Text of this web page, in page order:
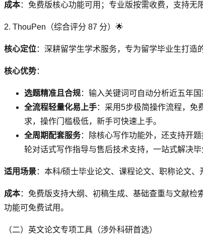
成本：免费版核心功能可用；专业版按需收费，支持无
2. ThouPen（综合评分 87 分）🌟
核心定位：深耕留学生学术服务，专为留学毕业生打造
核心优势：
选题精准且合规：输入关键词可自动分析近五年
全流程轻量化易上手：采用5步极简操作流程，免
求，操作门槛极低，新手可快速上手。
全周期配套服务：除核心写作功能外，还支持开
轮对话式写作指导与售后技术支持，一站式解决毕
适用场景：本科/硕士毕业论文、课程论文、职称论文、
成本：免费版支持大纲、初稿生成、基础查重与文献
功能可免费试用。
（二）英文论文专项工具（涉外科研首选）